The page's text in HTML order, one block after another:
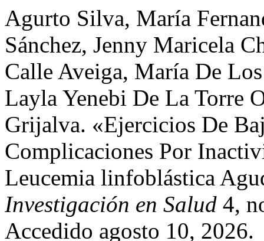
Agurto Silva, María
Sánchez, Jenny Maricela
Calle Aveiga, María De
Layla Yenebi De La Torre
Grijalva. «Ejercicios De
Complicaciones Por
Leucemia linfoblástica
Investigación en Salud 4,
Accedido agosto 10, 2026.